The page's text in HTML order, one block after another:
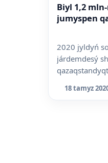
Biyl 1,2
jumyspen
2020 jyldyń
járdemdesý
18 tamyz